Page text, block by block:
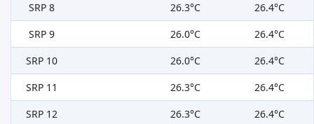
SRP 8
26.3°C
26.4°C
SRP 9
26.0°C
26.4°C
SRP 10
26.0°C
26.4°C
SRP 11
26.3°C
26.4°C
SRP 12
26.3°C
26.4°C